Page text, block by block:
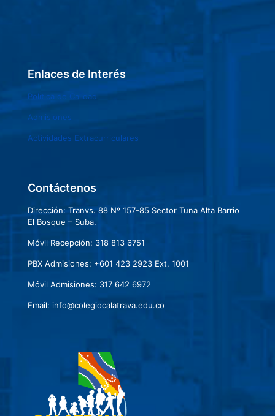
Enlaces de Interés
Política de Calidad
Admisiones
Actividades Extracurriculares
Contáctenos
Dirección: Tranvs. 88 Nº 157-85 Sector Tuna Alta Barrio
El Bosque – Suba.
Móvil Recepción: 318 813 6751
PBX Admisiones: +601 423 2923 Ext. 1001
Móvil Admisiones: 317 642 6972
Email: info@colegiocalatrava.edu.co